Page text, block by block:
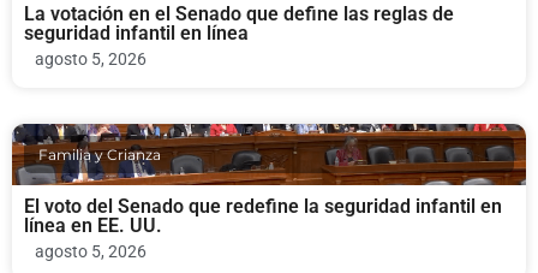
La votación en el Senado que define las reglas de
seguridad infantil en línea
agosto 5, 2026
Familia y Crianza
El voto del Senado que redefine la seguridad infantil en
línea en EE. UU.
agosto 5, 2026